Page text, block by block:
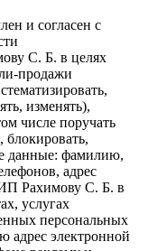
и согласен с
С. Б. в целях
продажи
изменять),
числе поручать
блокировать,
данные: фамилию,
адрес
Рахимову С. Б. в
услугах
персональных
адрес электронной